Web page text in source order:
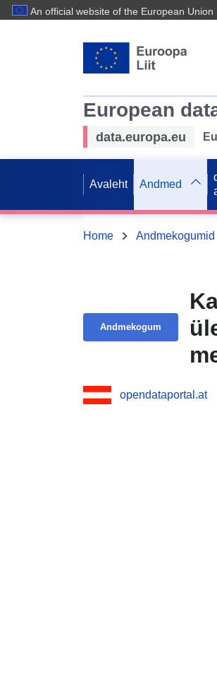
An official website of the European Union
European
data.europa.eu
Avaleht Andmed
Home Andmekogumid
Andmekogum
opendataportal.at